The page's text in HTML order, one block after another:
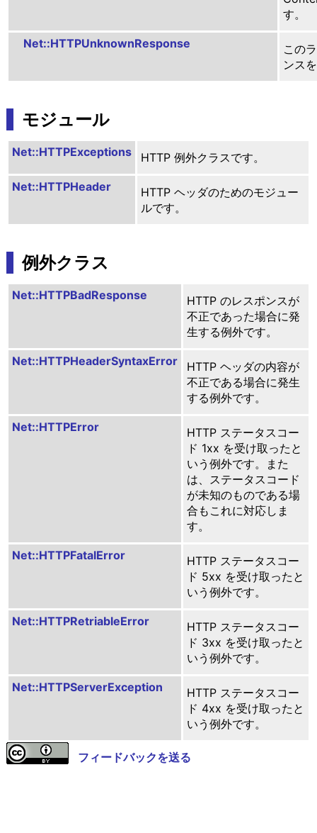
す。
Net::HTTPUnknownResponse
この
ンス
モジュール
Net::HTTPExceptions HTTP 例外クラスです。
Net::HTTPHeader
HTTP ヘッダのためのモジュー
ルです。
例外クラス
Net::HTTPBadResponse
HTTP のレスポンスが
不正であった場合に発
生する例外です。
Net::HTTPHeaderSyntaxError
HTTP ヘッダの内容が
不正である場合に発生
する例外です。
Net::HTTPError
HTTP ステータスコー
ド 1xx を受け取ったと
いう例外です。また
は、ステータスコード
が未知のものである場
合もこれに対応しま
す。
Net::HTTPFatalError
HTTP ステータスコー
ド 5xx を受け取ったと
いう例外です。
Net::HTTPRetriableError
HTTP ステータスコー
ド 3xx を受け取ったと
いう例外です。
Net::HTTPServerException
HTTP ステータスコー
ド 4xx を受け取ったと
いう例外です。
フィードバックを送る